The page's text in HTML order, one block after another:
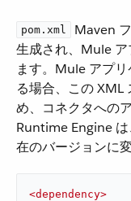
pom.xml
Maven
生成され、Mule
ます。Mule アプ
る場合、この XML
め、コネクタへの
Runtime Engine は
在のバージョンに
<dependency>